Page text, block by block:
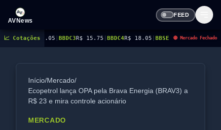
AVNews
FEED
📈 Cotações
|BBDC3R$ 15.75|BBDC4 R$ 18.05|BBSE3 R$ 41.67|BEES3R$ 8.94|
🔴 Mercado Fechado
Início/Mercado/
Ecopetrol lança OPA pela Brava Energia (BRAV3) a
R$ 23 e mira controle acionário
MERCADO